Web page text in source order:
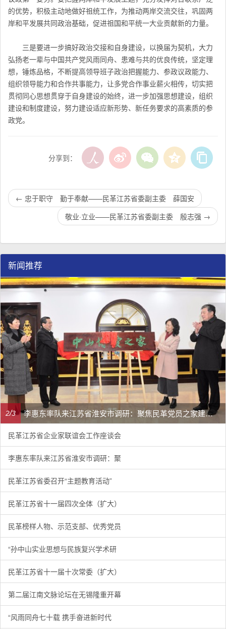
的优势，积极主动地做好祖统工作，为推动两岸交流交往，巩固两
岸和平发展共同政治基础，促进祖国和平统一大业贡献新的力量。
三是要进一步搞好政治交接和自身建设，以换届为契机，大力
弘扬老一辈与中国共产党风雨同舟、患难与共的优良传统，坚定理
想，锤炼品格，不断提高领导班子政治把握能力、参政议政能力、
组织领导能力和合作共事能力，让多党合作事业薪火相传，切实把
贯彻同心思想贯穿于自身建设的始终，进一步加强思想建设，组织
建设和制度建设，努力建设适应新形势、新任务要求的高素质的参
政党。
分享到：
← 忠于职守 勤于奉献——民革江苏省委副主委 薛国安
敬业·立业——民革江苏省委副主委 殷志强 →
新闻推荐
李惠东率队来江苏省淮安市调研：聚焦民革党员之家建设管理、学龄前儿童爱国主义教育
2/3
民革江苏省企业家联谊会工作座谈会
李惠东率队来江苏省淮安市调研：聚
民革江苏省委召开“主题教育活动”
民革江苏省十一届四次全体（扩大）
民革榜样人物、示范支部、优秀党员
“孙中山实业思想与民族复兴学术研
民革江苏省十一届十次常委（扩大）
第二届江南文脉论坛在无锡隆重开幕
“风雨同舟七十载 携手奋进新时代